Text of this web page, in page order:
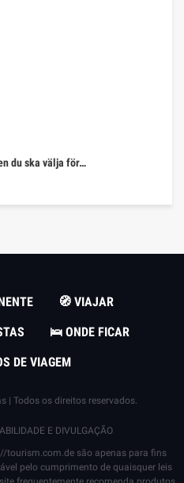
du ska välja för…
🧭 VIAJAR
🛌 ONDE FICAR
DE VIAGEM
| Todos os direitos reservados.
E DIVULGAÇÃO
tourism.com.de são apenas para fins
pelo cumprimento de quaisquer leis